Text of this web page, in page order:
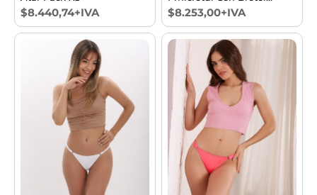
$8.440,74+IVA
Ancho De 20 Mm Pack X3
$8.253,00+IVA